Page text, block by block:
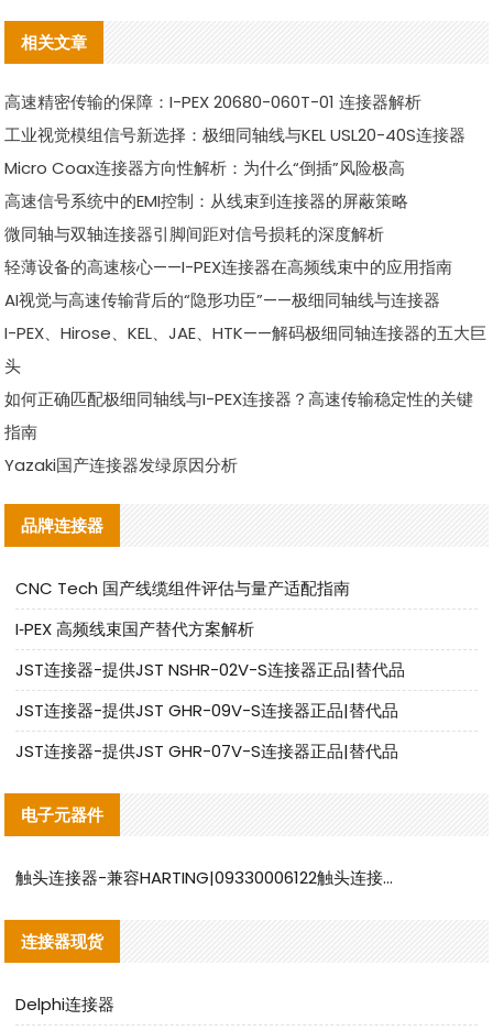
相关文章
高速精密传输的保障：I-PEX 20680-060T-01 连接器解析
工业视觉模组信号新选择：极细同轴线与KEL USL20-40S连接器
Micro Coax连接器方向性解析：为什么“倒插”风险极高
高速信号系统中的EMI控制：从线束到连接器的屏蔽策略
微同轴与双轴连接器引脚间距对信号损耗的深度解析
轻薄设备的高速核心——I-PEX连接器在高频线束中的应用指南
AI视觉与高速传输背后的“隐形功臣”——极细同轴线与连接器
I-PEX、Hirose、KEL、JAE、HTK——解码极细同轴连接器的五大巨
头
如何正确匹配极细同轴线与I-PEX连接器？高速传输稳定性的关键
指南
Yazaki国产连接器发绿原因分析
品牌连接器
CNC Tech 国产线缆组件评估与量产适配指南
I‑PEX 高频线束国产替代方案解析
JST连接器-提供JST NSHR-02V-S连接器正品|替代品
JST连接器-提供JST GHR-09V-S连接器正品|替代品
JST连接器-提供JST GHR-07V-S连接器正品|替代品
电子元器件
触头连接器-兼容HARTING|09330006122触头连接器替代品说明
连接器现货
Delphi连接器